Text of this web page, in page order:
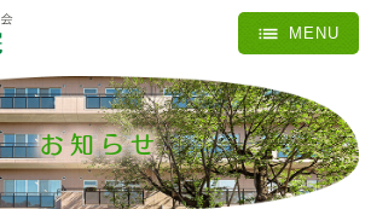
お知らせ